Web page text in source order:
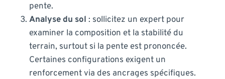
pente.
Analyse du sol : sollicitez un expert pour
examiner la composition et la stabilité du
terrain, surtout si la pente est prononcée.
Certaines configurations exigent un
renforcement via des ancrages spécifiques.